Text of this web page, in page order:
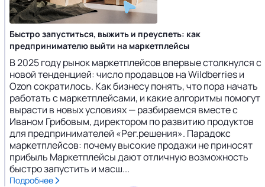
Быстро запуститься, выжить и преуспеть: как
предпринимателю выйти на маркетплейсы
В 2025 году рынок маркетплейсов впервые столкнулся с
новой тенденцией: число продавцов на Wildberries и
Ozon сократилось. Как бизнесу понять, что пора начать
работать с маркетплейсами, и какие алгоритмы помогут
вырасти в новых условиях — разбираемся вместе с
Иваном Грибовым, директором по развитию продуктов
для предпринимателей «Рег.решения». Парадокс
маркетплейсов: почему высокие продажи не приносят
прибыль Маркетплейсы дают отличную возможность
быстро запустить и масш...
Подробнее